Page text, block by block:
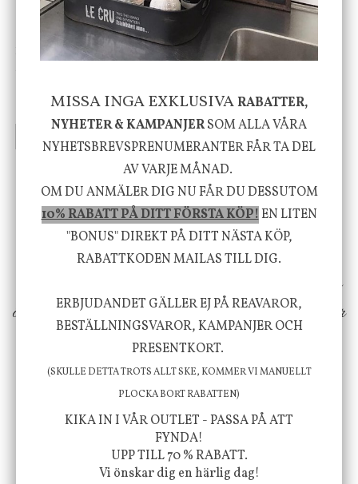
House Doctor
635 kr795 kr
INFO KÖP
Nicolas Vahé
415 kr
INFO KÖP
Vi vill förmedla känsla, upplevelse och
välbefinnande för dig och ditt hem! Med
inspiration från naturen och dess färgpalett
ökar trivsel i ditt hem och ger det lilla extra för
att öka ditt välmående!
FÖLJ OSS PÅ INSTAGRAM @JBHOME
MISSA INGA EXKLUSIVARABATTER,
NYHETER & KAMPANJERSOM ALLA VÅRA
NYHETSBREVSPRENUMERANTER FÅR TA DEL
AV VARJE MÅNAD.
OM DU ANMÄLER DIG NU FÅR DU DESSUTOM
10% RABATT PÅ DITT FÖRSTA KÖP!EN LITEN
"BONUS" DIREKT PÅ DITT NÄSTA KÖP,
RABATTKODEN MAILAS TILL DIG.
ERBJUDANDET GÄLLER EJ PÅ REAVAROR,
BESTÄLLNINGSVAROR, KAMPANJER OCH
PRESENTKORT.
(SKULLE DETTA TROTS ALLT SKE, KOMMER VI MANUELLT
PLOCKA BORT RABATTEN)
KIKA IN I VÅR OUTLET - PASSA PÅ ATT
FYNDA!
UPP TILL 70 % RABATT.
Vi önskar dig en härlig dag!